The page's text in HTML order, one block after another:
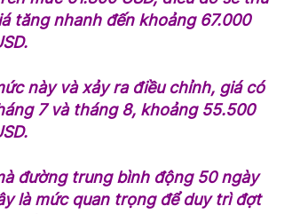
tăng nhanh đến khoảng 67.000
này và xảy ra điều chỉnh, giá có
7 và tháng 8, khoảng 55.500
đường trung bình động 50 ngày
là mức quan trọng để duy trì đợt